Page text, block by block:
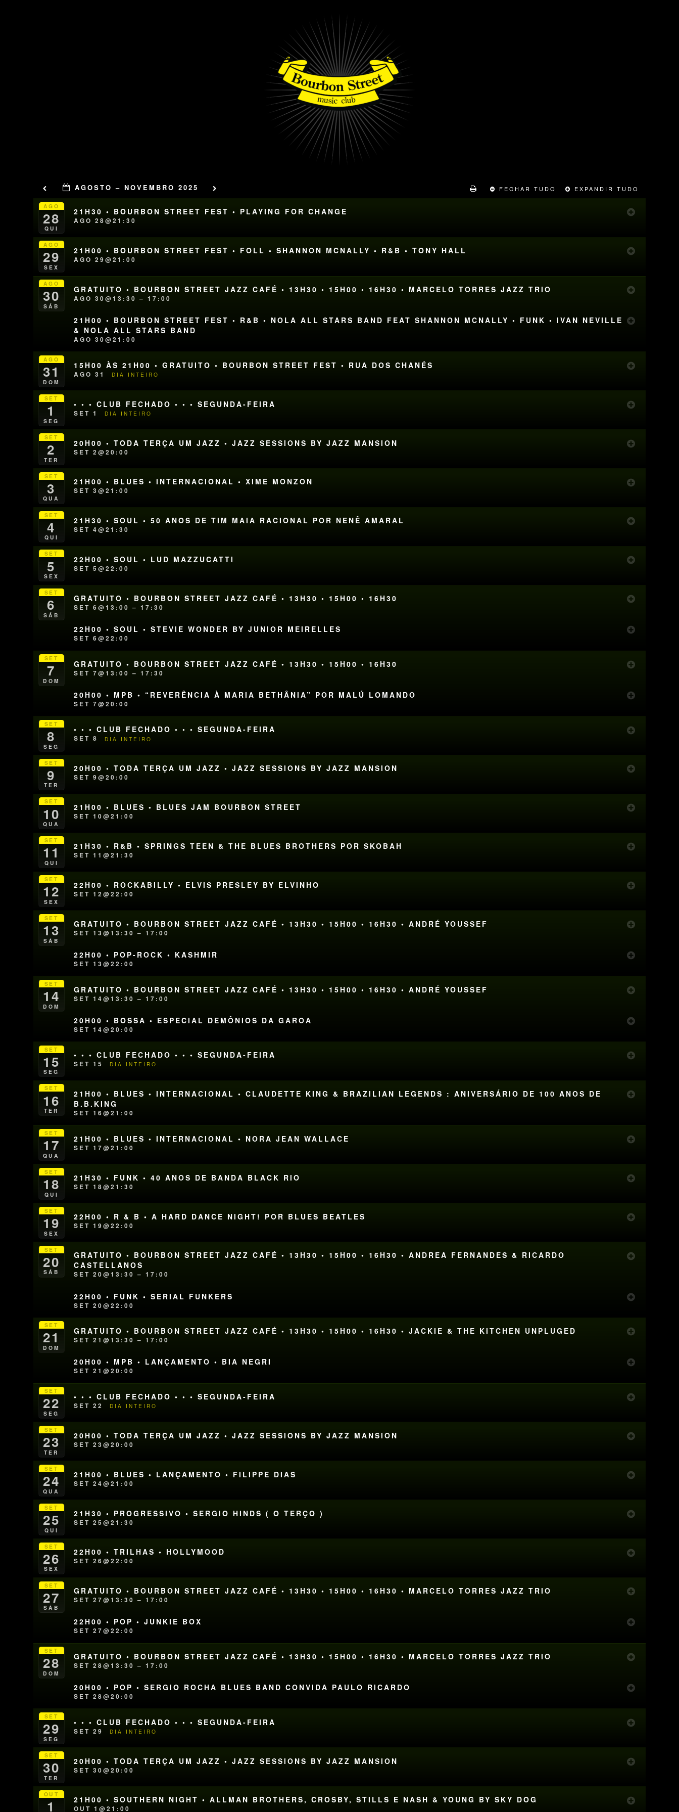
AGOSTO – NOVEMBRO 2025 FECHAR TUDO EXPANDIR TUDO
AGO
28
QUI
21H30 • BOURBON STREET FEST • PLAYING FOR CHANGE
AGO 28@21:30
AGO
29
SEX
21H00 • BOURBON STREET FEST • FOLL • SHANNON MCNALLY • R&B • TONY HALL
AGO 29@21:00
AGO
30
SÁB
GRATUITO • BOURBON STREET JAZZ CAFÉ • 13H30 • 15H00 • 16H30 • MARCELO TORRES JAZZ TRIO
AGO 30@13:30 – 17:00
21H00 • BOURBON STREET FEST • R&B • NOLA ALL STARS BAND FEAT SHANNON MCNALLY • FUNK • IVAN NEVILLE
& NOLA ALL STARS BAND
AGO 30@21:00
AGO
31
DOM
15H00 ÀS 21H00 • GRATUITO • BOURBON STREET FEST • RUA DOS CHANÉS
AGO 31 DIA INTEIRO
SET
1
SEG
• • • CLUB FECHADO • • • SEGUNDA-FEIRA
SET 1 DIA INTEIRO
SET
2
TER
20H00 • TODA TERÇA UM JAZZ • JAZZ SESSIONS BY JAZZ MANSION
SET 2@20:00
SET
3
QUA
21H00 • BLUES • INTERNACIONAL • XIME MONZON
SET 3@21:00
SET
4
QUI
21H30 • SOUL • 50 ANOS DE TIM MAIA RACIONAL POR NENÊ AMARAL
SET 4@21:30
SET
5
SEX
22H00 • SOUL • LUD MAZZUCATTI
SET 5@22:00
SET
6
SÁB
GRATUITO • BOURBON STREET JAZZ CAFÉ • 13H30 • 15H00 • 16H30
SET 6@13:00 – 17:30
22H00 • SOUL • STEVIE WONDER BY JUNIOR MEIRELLES
SET 6@22:00
SET
7
DOM
GRATUITO • BOURBON STREET JAZZ CAFÉ • 13H30 • 15H00 • 16H30
SET 7@13:00 – 17:30
20H00 • MPB • “REVERÊNCIA À MARIA BETHÂNIA” POR MALÚ LOMANDO
SET 7@20:00
SET
8
SEG
• • • CLUB FECHADO • • • SEGUNDA-FEIRA
SET 8 DIA INTEIRO
SET
9
TER
20H00 • TODA TERÇA UM JAZZ • JAZZ SESSIONS BY JAZZ MANSION
SET 9@20:00
SET
10
QUA
21H00 • BLUES • BLUES JAM BOURBON STREET
SET 10@21:00
SET
11
QUI
21H30 • R&B • SPRINGS TEEN & THE BLUES BROTHERS POR SKOBAH
SET 11@21:30
SET
12
SEX
22H00 • ROCKABILLY • ELVIS PRESLEY BY ELVINHO
SET 12@22:00
SET
13
SÁB
GRATUITO • BOURBON STREET JAZZ CAFÉ • 13H30 • 15H00 • 16H30 • ANDRÉ YOUSSEF
SET 13@13:30 – 17:00
22H00 • POP-ROCK • KASHMIR
SET 13@22:00
SET
14
DOM
GRATUITO • BOURBON STREET JAZZ CAFÉ • 13H30 • 15H00 • 16H30 • ANDRÉ YOUSSEF
SET 14@13:30 – 17:00
20H00 • BOSSA • ESPECIAL DEMÔNIOS DA GAROA
SET 14@20:00
SET
15
SEG
• • • CLUB FECHADO • • • SEGUNDA-FEIRA
SET 15 DIA INTEIRO
SET
16
TER
21H00 • BLUES • INTERNACIONAL • CLAUDETTE KING & BRAZILIAN LEGENDS : ANIVERSÁRIO DE 100 ANOS DE
B.B.KING
SET 16@21:00
SET
17
QUA
21H00 • BLUES • INTERNACIONAL • NORA JEAN WALLACE
SET 17@21:00
SET
18
QUI
21H30 • FUNK • 40 ANOS DE BANDA BLACK RIO
SET 18@21:30
SET
19
SEX
22H00 • R & B • A HARD DANCE NIGHT! POR BLUES BEATLES
SET 19@22:00
SET
20
SÁB
GRATUITO • BOURBON STREET JAZZ CAFÉ • 13H30 • 15H00 • 16H30 • ANDREA FERNANDES & RICARDO
CASTELLANOS
SET 20@13:30 – 17:00
22H00 • FUNK • SERIAL FUNKERS
SET 20@22:00
SET
21
DOM
GRATUITO • BOURBON STREET JAZZ CAFÉ • 13H30 • 15H00 • 16H30 • JACKIE & THE KITCHEN UNPLUGED
SET 21@13:30 – 17:00
20H00 • MPB • LANÇAMENTO • BIA NEGRI
SET 21@20:00
SET
22
SEG
• • • CLUB FECHADO • • • SEGUNDA-FEIRA
SET 22 DIA INTEIRO
SET
23
TER
20H00 • TODA TERÇA UM JAZZ • JAZZ SESSIONS BY JAZZ MANSION
SET 23@20:00
SET
24
QUA
21H00 • BLUES • LANÇAMENTO • FILIPPE DIAS
SET 24@21:00
SET
25
QUI
21H30 • PROGRESSIVO • SERGIO HINDS ( O TERÇO )
SET 25@21:30
SET
26
SEX
22H00 • TRILHAS • HOLLYMOOD
SET 26@22:00
SET
27
SÁB
GRATUITO • BOURBON STREET JAZZ CAFÉ • 13H30 • 15H00 • 16H30 • MARCELO TORRES JAZZ TRIO
SET 27@13:30 – 17:00
22H00 • POP • JUNKIE BOX
SET 27@22:00
SET
28
DOM
GRATUITO • BOURBON STREET JAZZ CAFÉ • 13H30 • 15H00 • 16H30 • MARCELO TORRES JAZZ TRIO
SET 28@13:30 – 17:00
20H00 • POP • SERGIO ROCHA BLUES BAND CONVIDA PAULO RICARDO
SET 28@20:00
SET
29
SEG
• • • CLUB FECHADO • • • SEGUNDA-FEIRA
SET 29 DIA INTEIRO
SET
30
TER
20H00 • TODA TERÇA UM JAZZ • JAZZ SESSIONS BY JAZZ MANSION
SET 30@20:00
OUT
1 21H00 • SOUTHERN NIGHT • ALLMAN BROTHERS, CROSBY, STILLS E NASH & YOUNG BY SKY DOG
OUT 1@21:00